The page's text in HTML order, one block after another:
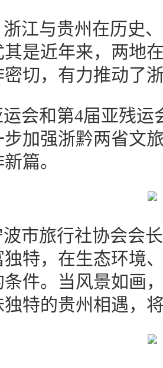
江与贵州在历史
是近年来，两地
切，有力推动了
会和第4届亚残
加强浙黔两省文
篇。
市旅行社协会会
特，在生态环境
件。当风景如画
独特的贵州相遇，